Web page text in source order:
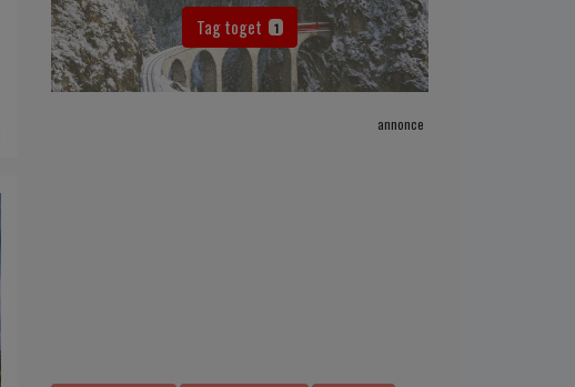
Tag toget 1
annonce